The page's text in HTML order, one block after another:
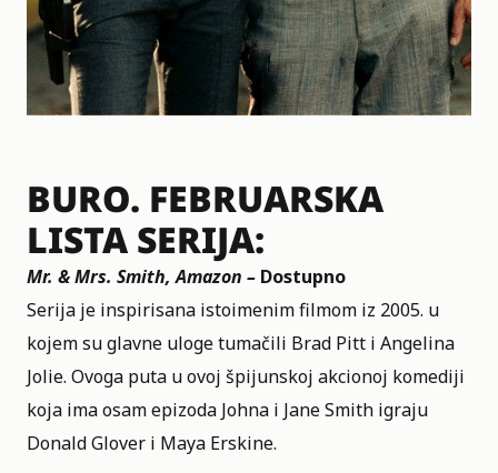
BURO. FEBRUARSKA
LISTA SERIJA:
Mr. & Mrs. Smith, Amazon – Dostupno
Serija je inspirisana istoimenim filmom iz 2005. u
kojem su glavne uloge tumačili Brad Pitt i Angelina
Jolie. Ovoga puta u ovoj špijunskoj akcionoj komediji
koja ima osam epizoda Johna i Jane Smith igraju
Donald Glover i Maya Erskine.